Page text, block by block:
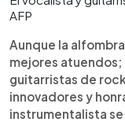
AFP
Aunque la
mejores
guitarristas de
innovadores y
instrumentalista